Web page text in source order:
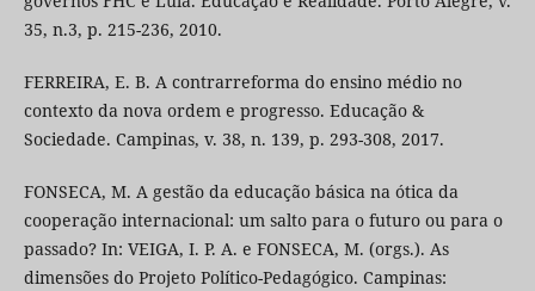
35, n.3, p. 215-236, 2010.
FERREIRA, E. B. A contrarreforma do ensino médio no
contexto da nova ordem e progresso. Educação &
Sociedade. Campinas, v. 38, n. 139, p. 293-308, 2017.
FONSECA, M. A gestão da educação básica na ótica da
cooperação internacional: um salto para o futuro ou para o
passado? In: VEIGA, I. P. A. e FONSECA, M. (orgs.). As
dimensões do Projeto Político-Pedagógico. Campinas: